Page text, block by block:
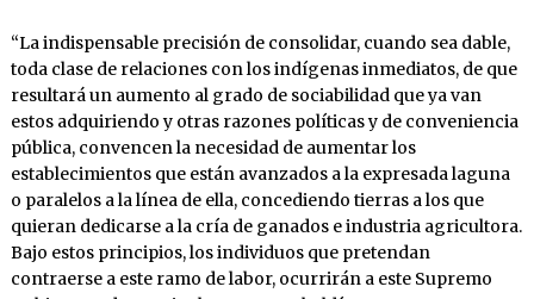
“La indispensable precisión de consolidar, cuando sea dable,
toda clase de relaciones con los indígenas inmediatos, de que
resultará un aumento al grado de sociabilidad que ya van
estos adquiriendo y otras razones políticas y de conveniencia
pública, convencen la necesidad de aumentar los
establecimientos que están avanzados a la expresada laguna
o paralelos a la línea de ella, concediendo tierras a los que
quieran dedicarse a la cría de ganados e industria agricultora.
Bajo estos principios, los individuos que pretendan
contraerse a este ramo de labor, ocurrirán a este Supremo